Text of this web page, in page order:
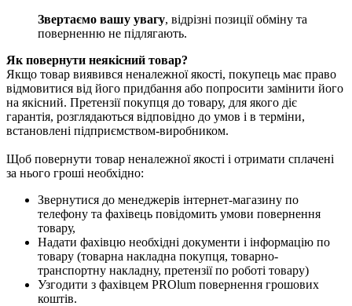
Звертаємо вашу увагу, відрізні позиції обміну та
поверненню не підлягають.
Як повернути неякісний товар?
Якщо товар виявився неналежної якості, покупець має право
відмовитися від його придбання або попросити замінити його
на якісний. Претензії покупця до товару, для якого діє
гарантія, розглядаються відповідно до умов і в терміни,
встановлені підприємством-виробником.
Щоб повернути товар неналежної якості і отримати сплачені
за нього гроші необхідно:
Звернутися до менеджерів інтернет-магазину по
телефону та фахівець повідомить умови повернення
товару,
Надати фахівцю необхідні документи і інформацію по
товару (товарна накладна покупця, товарно-
транспортну накладну, претензії по роботі товару)
Узгодити з фахівцем PROlum повернення грошових
коштів.